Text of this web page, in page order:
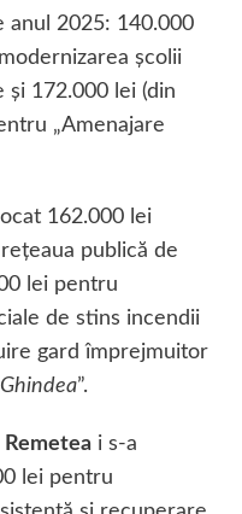
anul 2025: 140.000
şcolii
şi 172.000 lei (din
„Amenajare
162.000 lei
publică de
lei pentru
de stins incendii
gard împrejmuitor
”.
i s-a
lei pentru